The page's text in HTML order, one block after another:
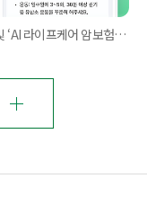
DB생명, 업계 최초 대화형 ‘AI 건강코칭 서비스’ 및 ‘AI 라이프케어 암보험’ 출시